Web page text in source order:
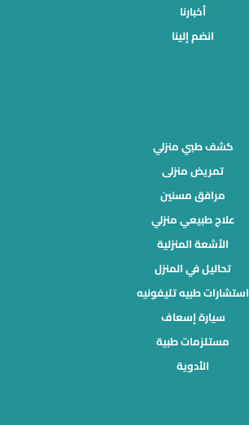
أخبارنا
انضم إلينا
كشف طبي منزلي
تمريض منزلى
مرافق مسنين
علاج طبيعي منزلي
الأشعة المنزلية
تحاليل في المنزل
استشارات طبيه تليفونيه
سيارة إسعاف
مستلزمات طبية
الأدوية